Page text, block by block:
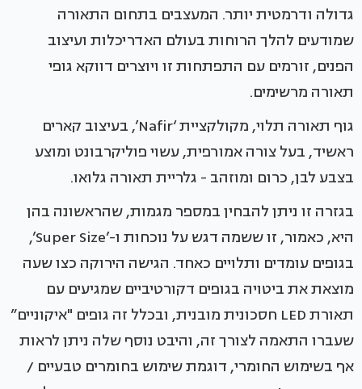
גדולה ודרמטית יותר. המעצבים בתחום התאורה
שמודעים להלך הרוחות בעולם האדריכלות ועיצוב
הפנים, זורמים עם התפתחות זו ויוצרים דווקא גופי
תאורה מרשימים.
גוף תאורה תלוי, מקולקציית ‘Nafir’, בעיצוב קארים
ראשיד, בעל צורה אמורפית, עשוי פוליקרבונט ומוצע
בצבע לבן, כרום ומוזהב - גלריית תאורה גלואו.
בגזרה זו ניתן להבחין במספר מגמות, שהראשונה בהן
היא, כאמור, זו ששמה דגש על נוכחות ו-’Super Size’,
בגופים עומדים ותלויים כאחד. הגישה הירוקה כצו שעה
מוצאת את ביטויה בגופים דקורטיביים שמגיעים עם
תאורת LED חסכונית מובנית, ובכלל זה גופים "איקוניים”
שעברו התאמה לצורך זה, והיבט נוסף שלה ניתן לראות
אף בשימוש החומרי, דוגמת שימוש בחומרים טבעיים /